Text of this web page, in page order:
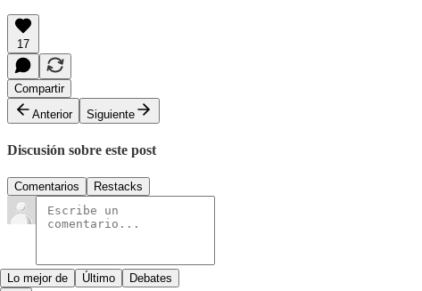
17
Compartir
Anterior
Siguiente
Discusión sobre este post
Comentarios Restacks
Lo mejor de Último Debates